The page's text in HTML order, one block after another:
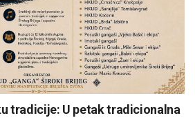
tradicije: U petak tradicionalna